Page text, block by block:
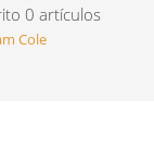
0 artículos
Cole